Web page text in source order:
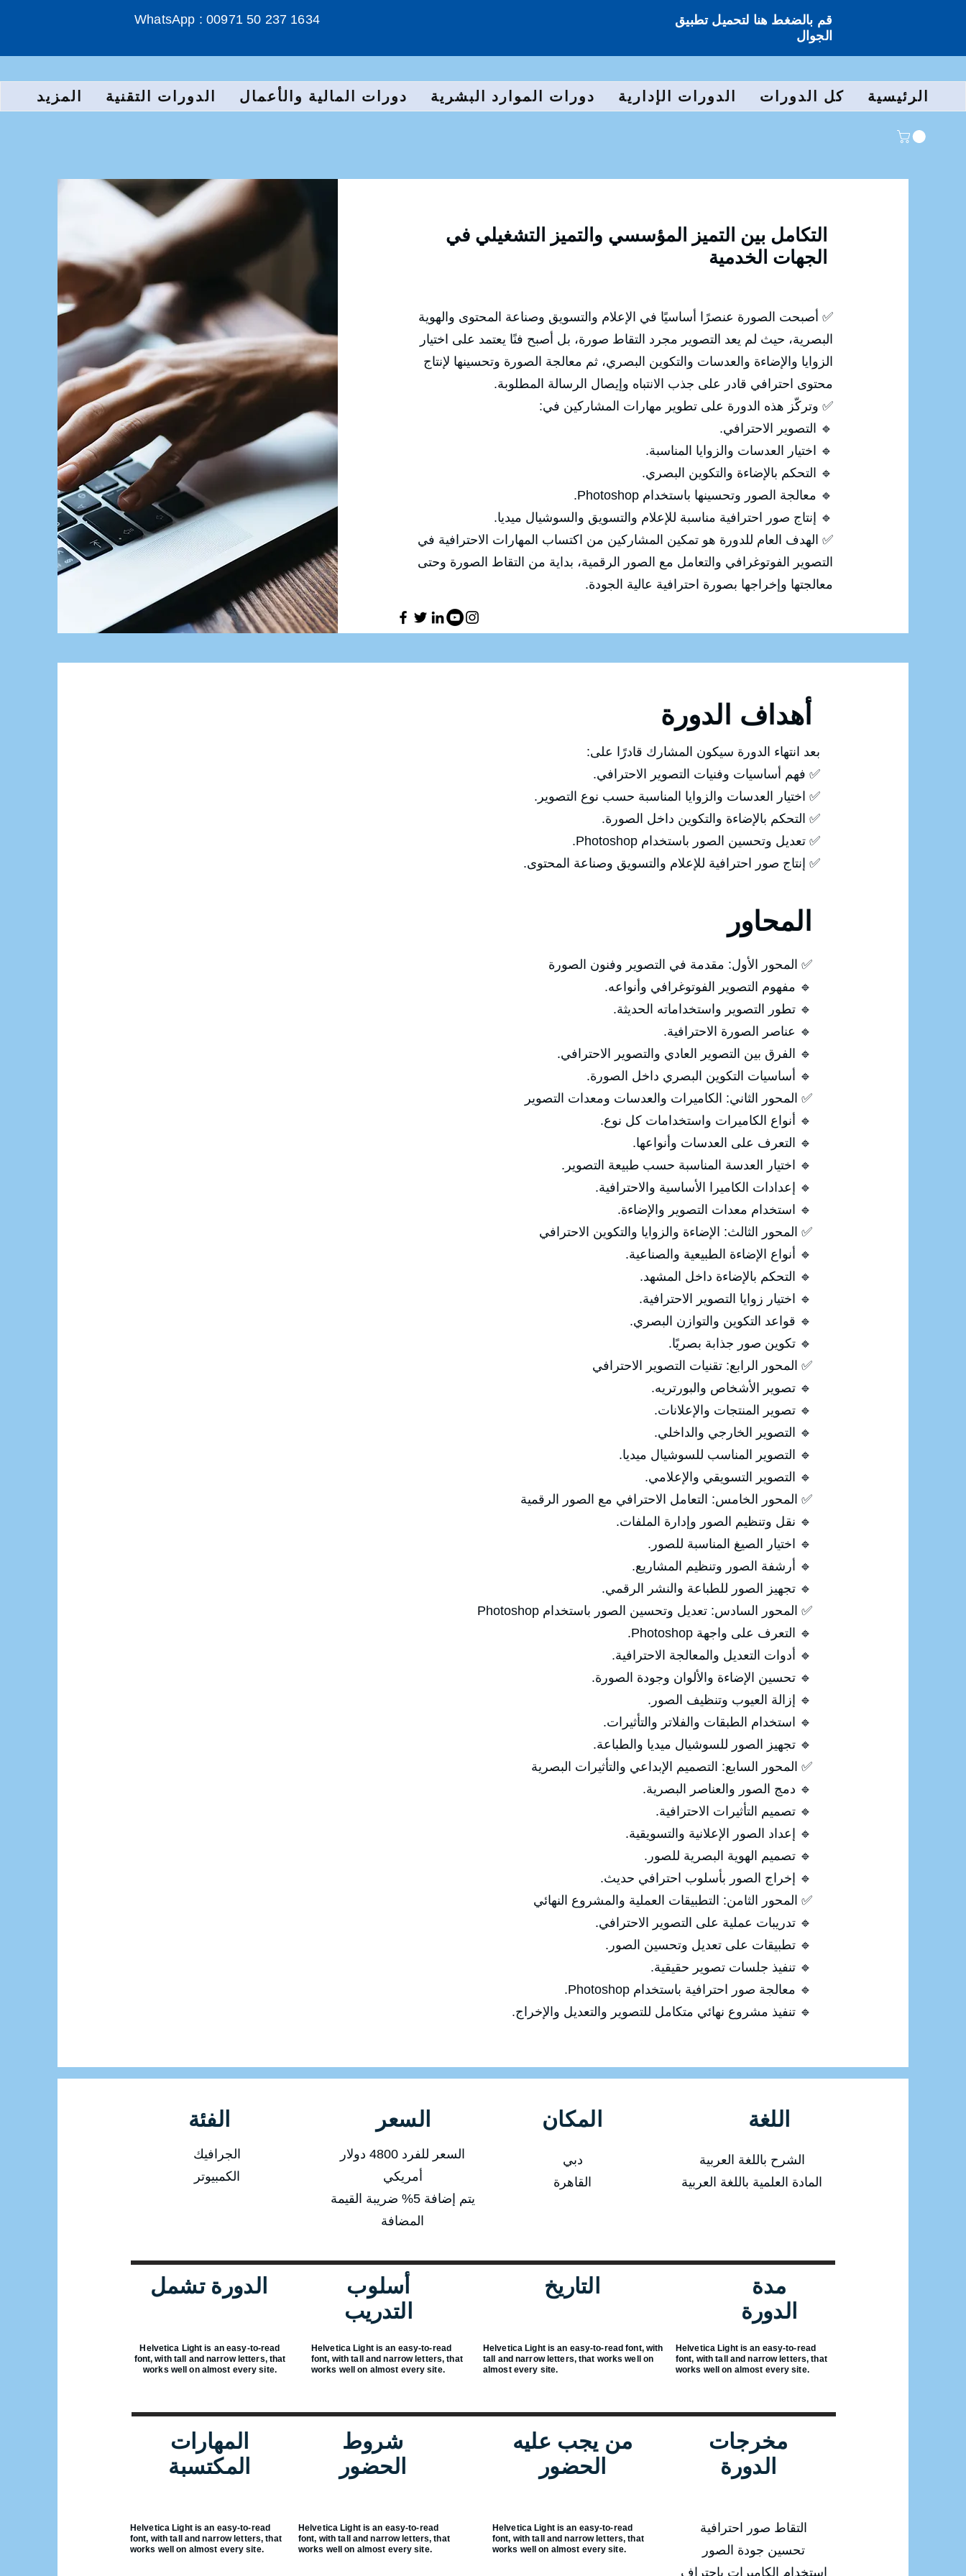
WhatsApp : 00971 50 237 1634
قم بالضغط هنا لتحميل تطبيق
الجوال
الرئيسية كل الدورات الدورات الإدارية دورات الموارد البشرية دورات المالية والأعمال الدورات التقنية المزيد
التكامل بين التميز المؤسسي والتميز التشغيلي في
الجهات الخدمية
✅ أصبحت الصورة عنصرًا أساسيًا في الإعلام والتسويق وصناعة المحتوى والهوية
البصرية، حيث لم يعد التصوير مجرد التقاط صورة، بل أصبح فنًا يعتمد على اختيار
الزوايا والإضاءة والعدسات والتكوين البصري، ثم معالجة الصورة وتحسينها لإنتاج
محتوى احترافي قادر على جذب الانتباه وإيصال الرسالة المطلوبة.
✅ وتركّز هذه الدورة على تطوير مهارات المشاركين في:
🔹 التصوير الاحترافي.
🔹 اختيار العدسات والزوايا المناسبة.
🔹 التحكم بالإضاءة والتكوين البصري.
🔹 معالجة الصور وتحسينها باستخدام Photoshop.
🔹 إنتاج صور احترافية مناسبة للإعلام والتسويق والسوشيال ميديا.
✅ الهدف العام للدورة هو تمكين المشاركين من اكتساب المهارات الاحترافية في
التصوير الفوتوغرافي والتعامل مع الصور الرقمية، بداية من التقاط الصورة وحتى
معالجتها وإخراجها بصورة احترافية عالية الجودة.
بعد انتهاء الدورة سيكون المشارك قادرًا على:
✅ فهم أساسيات وفنيات التصوير الاحترافي.
✅ اختيار العدسات والزوايا المناسبة حسب نوع التصوير.
✅ التحكم بالإضاءة والتكوين داخل الصورة.
✅ تعديل وتحسين الصور باستخدام Photoshop.
✅ إنتاج صور احترافية للإعلام والتسويق وصناعة المحتوى.
✅ المحور الأول: مقدمة في التصوير وفنون الصورة
🔹 مفهوم التصوير الفوتوغرافي وأنواعه.
🔹 تطور التصوير واستخداماته الحديثة.
🔹 عناصر الصورة الاحترافية.
🔹 الفرق بين التصوير العادي والتصوير الاحترافي.
🔹 أساسيات التكوين البصري داخل الصورة.
✅ المحور الثاني: الكاميرات والعدسات ومعدات التصوير
🔹 أنواع الكاميرات واستخدامات كل نوع.
🔹 التعرف على العدسات وأنواعها.
🔹 اختيار العدسة المناسبة حسب طبيعة التصوير.
🔹 إعدادات الكاميرا الأساسية والاحترافية.
🔹 استخدام معدات التصوير والإضاءة.
✅ المحور الثالث: الإضاءة والزوايا والتكوين الاحترافي
🔹 أنواع الإضاءة الطبيعية والصناعية.
🔹 التحكم بالإضاءة داخل المشهد.
🔹 اختيار زوايا التصوير الاحترافية.
🔹 قواعد التكوين والتوازن البصري.
🔹 تكوين صور جذابة بصريًا.
✅ المحور الرابع: تقنيات التصوير الاحترافي
🔹 تصوير الأشخاص والبورتريه.
🔹 تصوير المنتجات والإعلانات.
🔹 التصوير الخارجي والداخلي.
🔹 التصوير المناسب للسوشيال ميديا.
🔹 التصوير التسويقي والإعلامي.
✅ المحور الخامس: التعامل الاحترافي مع الصور الرقمية
🔹 نقل وتنظيم الصور وإدارة الملفات.
🔹 اختيار الصيغ المناسبة للصور.
🔹 أرشفة الصور وتنظيم المشاريع.
🔹 تجهيز الصور للطباعة والنشر الرقمي.
✅ المحور السادس: تعديل وتحسين الصور باستخدام Photoshop
🔹 التعرف على واجهة Photoshop.
🔹 أدوات التعديل والمعالجة الاحترافية.
🔹 تحسين الإضاءة والألوان وجودة الصورة.
🔹 إزالة العيوب وتنظيف الصور.
🔹 استخدام الطبقات والفلاتر والتأثيرات.
🔹 تجهيز الصور للسوشيال ميديا والطباعة.
✅ المحور السابع: التصميم الإبداعي والتأثيرات البصرية
🔹 دمج الصور والعناصر البصرية.
🔹 تصميم التأثيرات الاحترافية.
🔹 إعداد الصور الإعلانية والتسويقية.
🔹 تصميم الهوية البصرية للصور.
🔹 إخراج الصور بأسلوب احترافي حديث.
✅ المحور الثامن: التطبيقات العملية والمشروع النهائي
🔹 تدريبات عملية على التصوير الاحترافي.
🔹 تطبيقات على تعديل وتحسين الصور.
🔹 تنفيذ جلسات تصوير حقيقية.
🔹 معالجة صور احترافية باستخدام Photoshop.
🔹 تنفيذ مشروع نهائي متكامل للتصوير والتعديل والإخراج.
الفئة
الجرافيك
الكمبيوتر
السعر
السعر للفرد 4800 دولار
أمريكي
يتم إضافة 5% ضريبة القيمة
المضافة
المكان
دبي
القاهرة
اللغة
الشرح باللغة العربية
المادة العلمية باللغة العربية
الدورة تشمل
Helvetica Light is an easy-to-read
font, with tall and narrow letters, that
works well on almost every site.
أسلوب
التدريب
Helvetica Light is an easy-to-read
font, with tall and narrow letters, that
works well on almost every site.
التاريخ
Helvetica Light is an easy-to-read font, with
tall and narrow letters, that works well on
almost every site.
مدة
الدورة
Helvetica Light is an easy-to-read
font, with tall and narrow letters, that
works well on almost every site.
المهارات
المكتسبة
شروط
الحضور
من يجب عليه
الحضور
مخرجات
الدورة
Helvetica Light is an easy-to-read
font, with tall and narrow letters, that
works well on almost every site.
Helvetica Light is an easy-to-read
font, with tall and narrow letters, that
works well on almost every site.
Helvetica Light is an easy-to-read
font, with tall and narrow letters, that
works well on almost every site.
التقاط صور احترافية
تحسين جودة الصور
استخدام الكاميرات باحتراف